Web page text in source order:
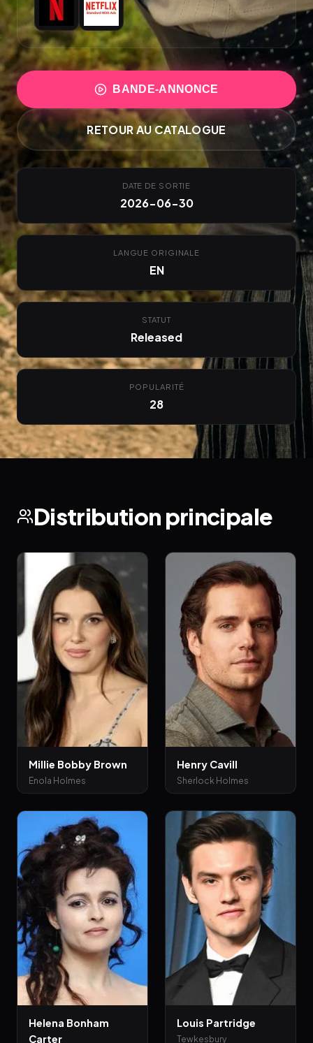
BANDE-ANNONCE
RETOUR AU CATALOGUE
DATE DE SORTIE
2026-06-30
LANGUE ORIGINALE
EN
STATUT
Released
POPULARITÉ
28
Distribution principale
Millie Bobby Brown
Enola Holmes
Henry Cavill
Sherlock Holmes
Helena Bonham
Carter
Louis Partridge
Tewkesbury